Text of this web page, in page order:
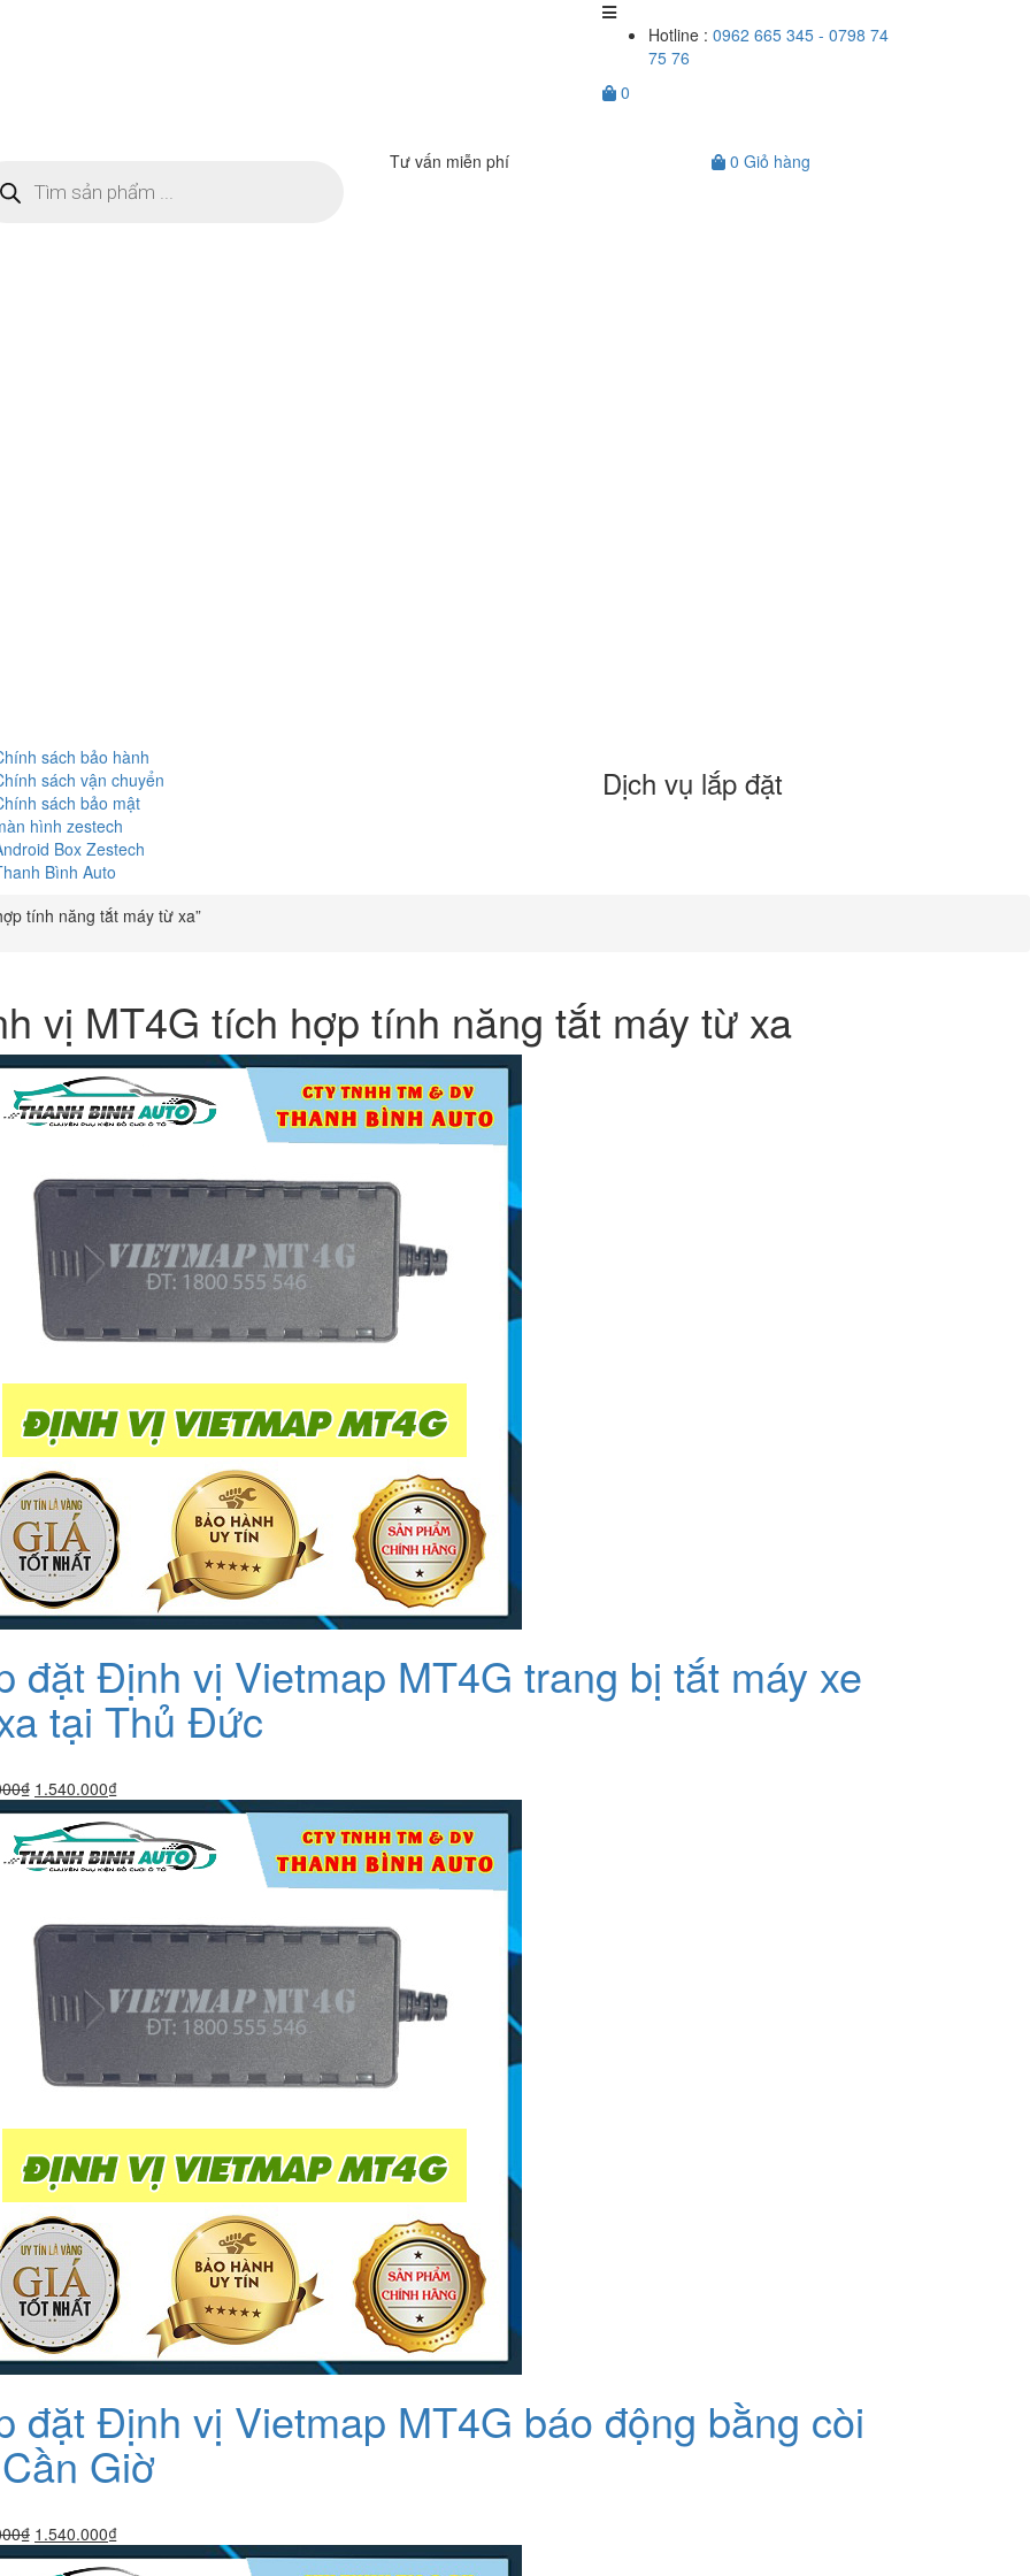
Hotline : 0962 665 345 - 0798 74
75 76
0
Tư vấn miễn phí 0 Giỏ hàng
sách bảo hành
sách vận chuyển
sách bảo mật
hình zestech
Box Zestech
Bình Auto
Dịch vụ lắp đặt
tính năng tắt máy từ xa”
vị MT4G tích hợp tính năng tắt máy từ xa
đặt Định vị Vietmap MT4G trang bị tắt máy xe
tại Thủ Đức
₫ Giá
gốc
là:
1.590.000₫.
1.540.000₫Giá
hiện
tại
là:
1.540.000₫.
đặt Định vị Vietmap MT4G báo động bằng còi
Giờ
₫ Giá
gốc
1.540.000₫Giá
hiện